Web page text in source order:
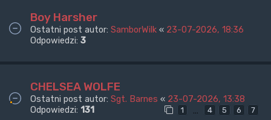
Boy Harsher
Ostatni post autor: SamborWilk « 23-07-2026, 18:36
Odpowiedzi: 3
CHELSEA WOLFE
Ostatni post autor: Sgt. Barnes « 23-07-2026, 13:38
Odpowiedzi: 131 1 … 4 5 6 7